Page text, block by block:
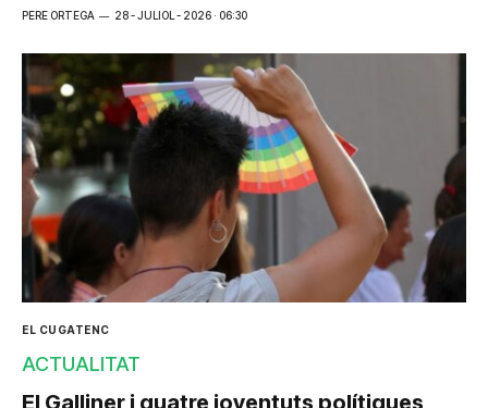
PERE ORTEGA 28 - JULIOL - 2026 · 06:30
EL CUGATENC
ACTUALITAT